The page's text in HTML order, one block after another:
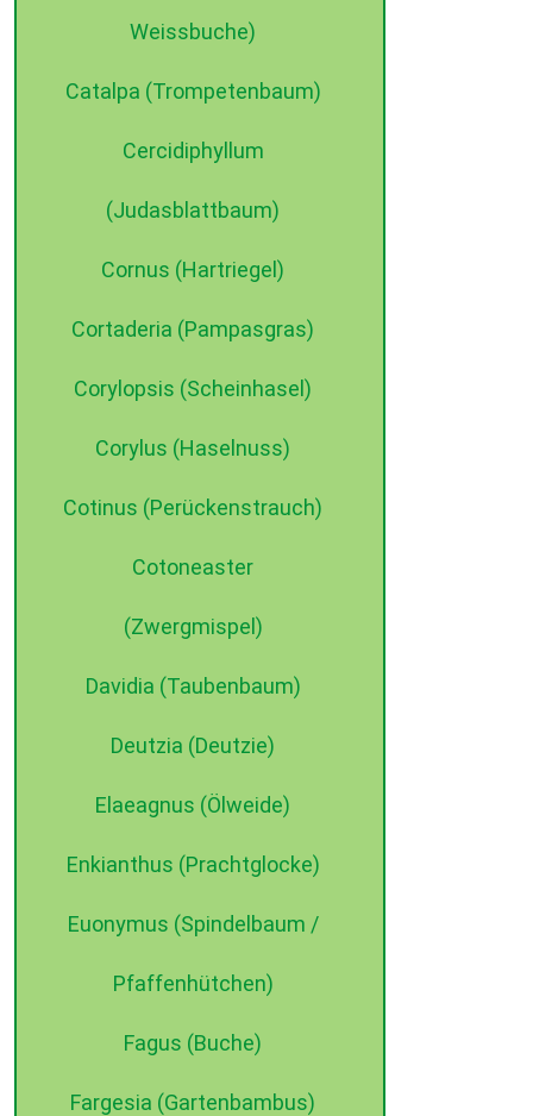
Weissbuche)
Catalpa (Trompetenbaum)
Cercidiphyllum
(Judasblattbaum)
Cornus (Hartriegel)
Cortaderia (Pampasgras)
Corylopsis (Scheinhasel)
Corylus (Haselnuss)
Cotinus (Perückenstrauch)
Cotoneaster
(Zwergmispel)
Davidia (Taubenbaum)
Deutzia (Deutzie)
Elaeagnus (Ölweide)
Enkianthus (Prachtglocke)
Euonymus (Spindelbaum /
Pfaffenhütchen)
Fagus (Buche)
Fargesia (Gartenbambus)
©2015 dehne internet